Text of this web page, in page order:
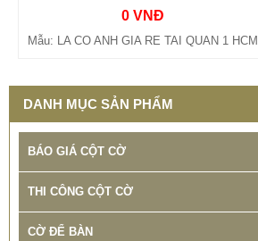
0 VNĐ
Mẫu: LA CO ANH GIA RE TAI QUAN 1 HCM
DANH MỤC SẢN PHẨM
BÁO GIÁ CỘT CỜ
THI CÔNG CỘT CỜ
CỜ ĐỂ BÀN